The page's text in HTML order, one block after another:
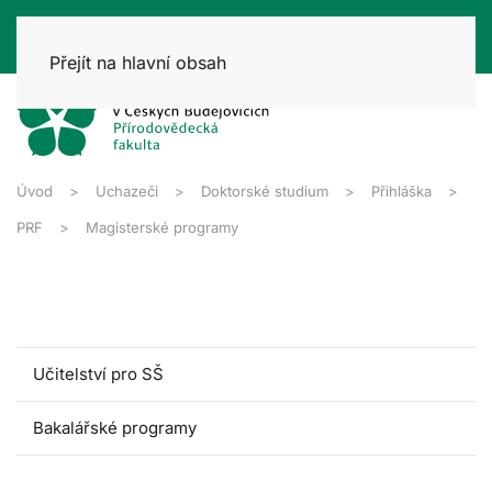
Přejít na hlavní obsah
Úvod Uchazeči Doktorské studium Přihláška
PRF Magisterské programy
Učitelství pro SŠ
Bakalářské programy